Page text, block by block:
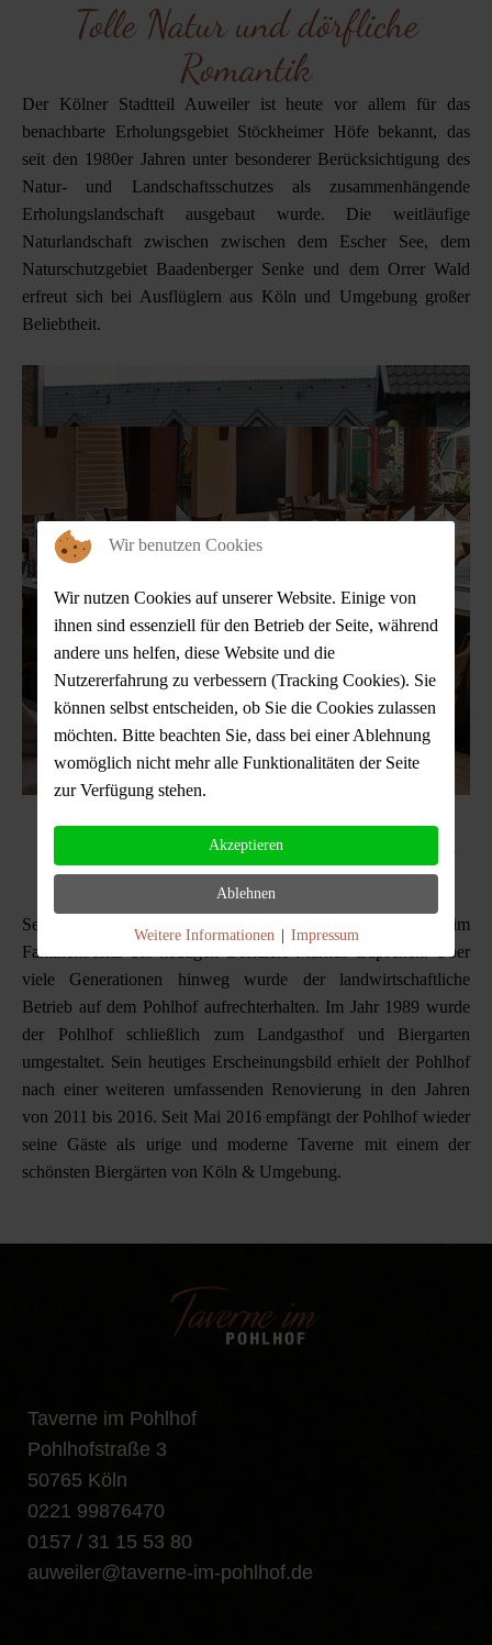
Tolle Natur und dörfliche
Romantik
Der Kölner Stadtteil Auweiler ist heute vor allem für das
benachbarte Erholungsgebiet Stöckheimer Höfe bekannt, das
seit den 1980er Jahren unter besonderer Berücksichtigung des
Natur- und Landschaftsschutzes als zusammenhängende
Erholungslandschaft ausgebaut wurde. Die weitläufige
Naturlandschaft zwischen zwischen dem Escher See, dem
Naturschutzgebiet Baadenberger Senke und dem Orrer Wald
erfreut sich bei Ausflüglern aus Köln und Umgebung großer
Beliebtheit.
Der Pohlhof damals und heute
Seit über hundert Jahren befindet sich der Pohlhof im
Familienbesitz des heutigen Besitzers Markus Lüpschen. Über
viele Generationen hinweg wurde der landwirtschaftliche
Betrieb auf dem Pohlhof aufrechterhalten. Im Jahr 1989 wurde
der Pohlhof schließlich zum Landgasthof und Biergarten
umgestaltet. Sein heutiges Erscheinungsbild erhielt der Pohlhof
nach einer weiteren umfassenden Renovierung in den Jahren
von 2011 bis 2016. Seit Mai 2016 empfängt der Pohlhof wieder
seine Gäste als urige und moderne Taverne mit einem der
schönsten Biergärten von Köln & Umgebung.
Taverne im Pohlhof
Pohlhofstraße 3
50765 Köln
0221 99876470
0157 / 31 15 53 80
auweiler@taverne-im-pohlhof.de
Wir benutzen Cookies
Wir nutzen Cookies auf unserer Website. Einige von
ihnen sind essenziell für den Betrieb der Seite, während
andere uns helfen, diese Website und die
Nutzererfahrung zu verbessern (Tracking Cookies). Sie
können selbst entscheiden, ob Sie die Cookies zulassen
möchten. Bitte beachten Sie, dass bei einer Ablehnung
womöglich nicht mehr alle Funktionalitäten der Seite
zur Verfügung stehen.
Akzeptieren
Ablehnen
Weitere Informationen Impressum